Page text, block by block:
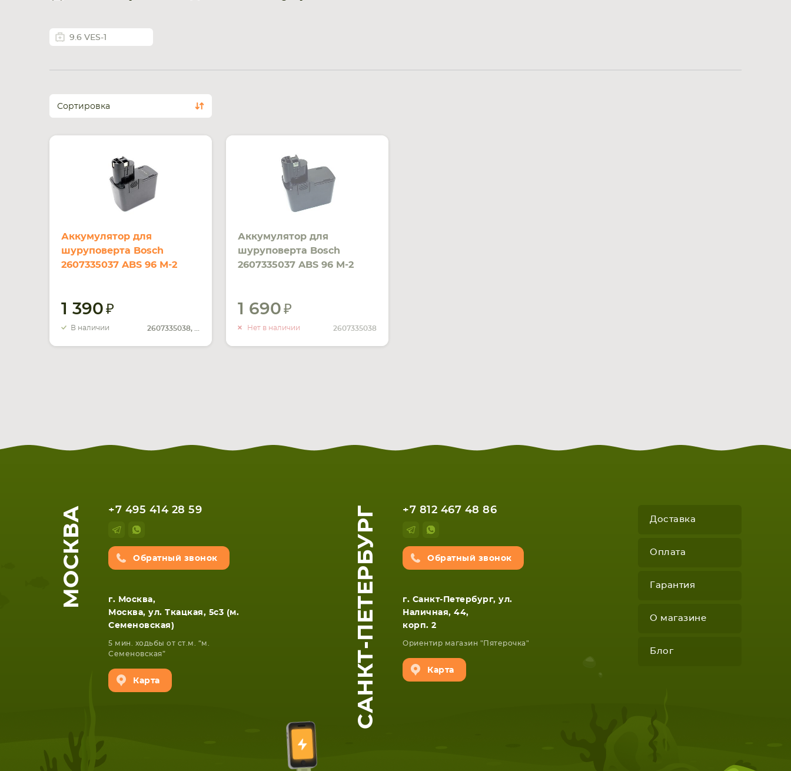
9.6 VES-1
Сортировка
Аккумулятор для
шуруповерта Bosch
2607335037 ABS 96 M-2
1 390
В наличии
Аккумулятор для
шуруповерта Bosch
2607335037 ABS 96 M-2
1 690
Нет в наличии 2607335038
О НАЛИЧИИ
МОСКВА +7 495 414 28 59
Обратный звонок
г. Москва,
Москва, ул. Ткацкая, 5с3 (м.
Семеновская)
5 мин. ходьбы от ст.м. “м.
Семеновская”
Карта САНКТ-ПЕТЕРБУРГ +7 812 467 48 86
Обратный звонок
г. Санкт-Петербург, ул.
Наличная, 44,
корп. 2
Ориентир магазин "Пятерочка"
Карта
Доставка
Оплата
Гарантия
О магазине
Блог